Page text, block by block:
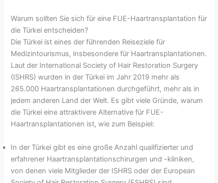
Warum sollten Sie sich für eine FUE-Haartransplantation für
die Türkei entscheiden?
Die Türkei ist eines der führenden Reiseziele für
Medizintourismus, insbesondere für Haartransplantationen.
Laut der International Society of Hair Restoration Surgery
(ISHRS) wurden in der Türkei im Jahr 2019 mehr als
265.000 Haartransplantationen durchgeführt, mehr als in
jedem anderen Land der Welt. Es gibt viele Gründe, warum
die Türkei eine attraktivere Alternative für FUE-
Haartransplantationen ist, wie zum Beispiel:
In der Türkei gibt es eine große Anzahl qualifizierter und
erfahrener Haartransplantationschirurgen und -kliniken,
von denen viele Mitglieder der ISHRS oder der European